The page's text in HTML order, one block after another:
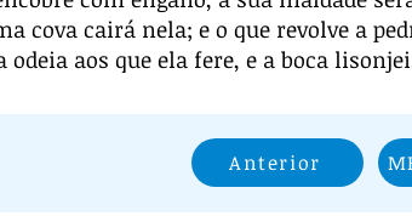
cova cairá nela; e o que revolve a
odeia aos que ela fere, e a boca
Anterior